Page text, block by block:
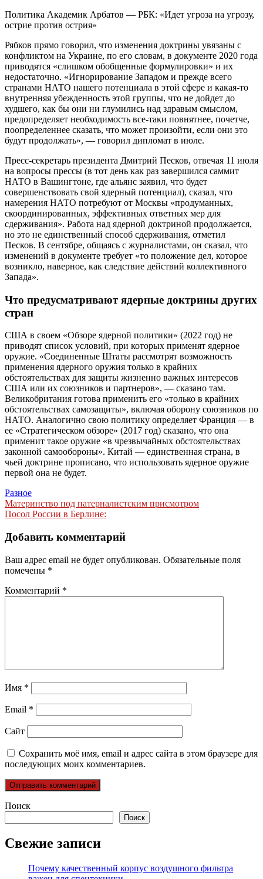
Политика Академик Арбатов — РБК: «Идет угроза на угрозу,
острие против острия»
Рябков прямо говорил, что изменения доктрины увязаны с
конфликтом на Украине, по его словам, в документе 2020 года
приводятся «слишком обобщенные формулировки» и их
недостаточно. «Игнорирование Западом и прежде всего
странами НАТО нашего потенциала в этой сфере и какая-то
внутренняя убежденность этой группы, что не дойдет до
худшего, как бы они ни глумились над здравым смыслом,
предопределяет необходимость все-таки повнятнее, почетче,
поопределеннее сказать, что может произойти, если они это
будут продолжать», — говорил дипломат в июле.
Пресс-секретарь президента Дмитрий Песков, отвечая 11 июля
на вопросы прессы (в тот день как раз завершился саммит
НАТО в Вашингтоне, где альянс заявил, что будет
совершенствовать свой ядерный потенциал), сказал, что
намерения НАТО потребуют от Москвы «продуманных,
скоординированных, эффективных ответных мер для
сдерживания». Работа над ядерной доктриной продолжается,
но это не единственный способ сдерживания, отметил
Песков. В сентябре, общаясь с журналистами, он сказал, что
изменений в документе требует «то положение дел, которое
возникло, наверное, как следствие действий коллективного
Запада».
Что предусматривают ядерные доктрины других
стран
США в своем «Обзоре ядерной политики» (2022 год) не
приводят список условий, при которых применят ядерное
оружие. «Соединенные Штаты рассмотрят возможность
применения ядерного оружия только в крайних
обстоятельствах для защиты жизненно важных интересов
США или их союзников и партнеров», — сказано там.
Великобритания готова применить его «только в крайних
обстоятельствах самозащиты», включая оборону союзников по
НАТО. Аналогично свою политику определяет Франция — в
ее «Стратегическом обзоре» (2017 год) сказано, что она
применит такое оружие «в чрезвычайных обстоятельствах
законной самообороны». Китай — единственная страна, в
чьей доктрине прописано, что использовать ядерное оружие
первой она не будет.
Разное
Навигация
по
записям
Материнство под патерналистским присмотром
Посол России в Берлине:
Добавить комментарий
Ваш адрес email не будет опубликован. Обязательные поля
помечены *
Комментарий *
Имя *
Email *
Сайт
Сохранить моё имя, email и адрес сайта в этом браузере для
последующих моих комментариев.
Поиск
Поиск
Свежие записи
Почему качественный корпус воздушного фильтра